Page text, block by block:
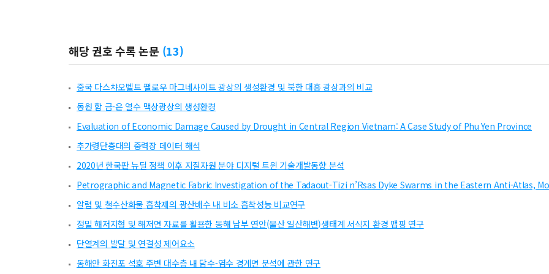
해당 권호 수록 논문 (13)
중국 다스챠오벨트 팰로우 마그네사이트 광상의 생성환경 및 북한 대흥 광상과의 비교
동원 함 금-은 열수 맥상광상의 생성환경
Evaluation of Economic Damage Caused by Drought in Central Region Vietnam: A Case Study of Phu Yen Province
추가령단층대의 중력장 데이터 해석
2020년 한국판 뉴딜 정책 이후 지질자원 분야 디지털 트윈 기술개발동향 분석
Petrographic and Magnetic Fabric Investigation of the Tadaout-Tizi n’Rsas Dyke Swarms in the Eastern Anti-Atlas,
알럼 및 철수산화물 흡착제의 광산배수 내 비소 흡착성능 비교연구
정밀 해저지형 및 해저면 자료를 활용한 동해 남부 연안(울산 일산해변)생태계 서식지 환경 맵핑 연구
단열계의 발달 및 연결성 제어요소
동해안 화진포 석호 주변 대수층 내 담수-염수 경계면 분석에 관한 연구